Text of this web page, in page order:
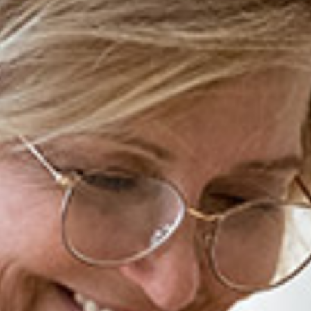
prodotto nel carrello.
Vai Al Negozio